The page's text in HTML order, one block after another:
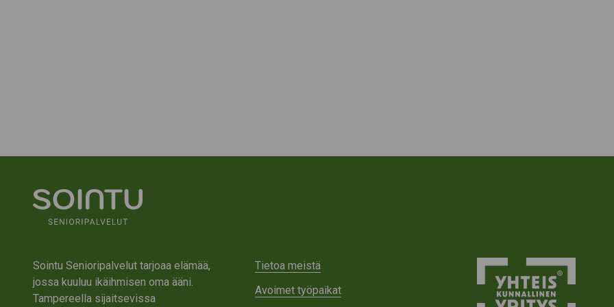
Sointu Senioripalvelut tarjoaa elämää,
jossa kuuluu ikäihmisen oma ääni.
Tampereella sijaitsevissa
Tietoa meistä
Avoimet työpaikat